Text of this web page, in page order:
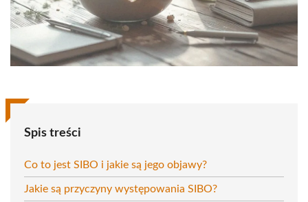
Spis treści
Co to jest SIBO i jakie są jego objawy?
Jakie są przyczyny występowania SIBO?